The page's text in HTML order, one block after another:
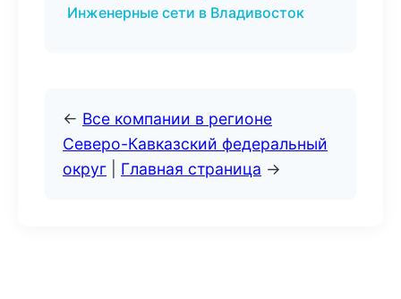
Инженерные сети в Владивосток
← Все компании в регионе
Северо-Кавказский федеральный
округ
Главная страница →